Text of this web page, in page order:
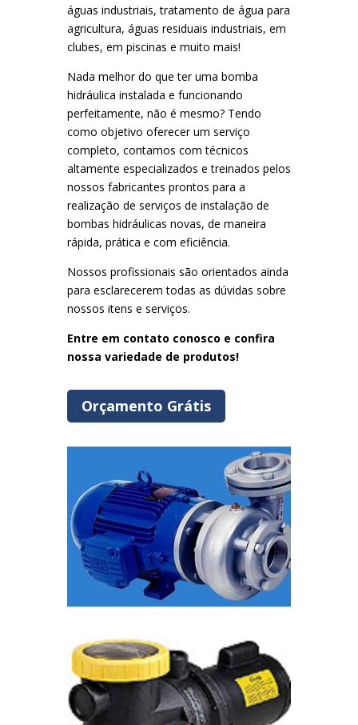
águas industriais, tratamento de água para
agricultura, águas residuais industriais, em
clubes, em piscinas e muito mais!
Nada melhor do que ter uma bomba
hidráulica instalada e funcionando
perfeitamente, não é mesmo? Tendo
como objetivo oferecer um serviço
completo, contamos com técnicos
altamente especializados e treinados pelos
nossos fabricantes prontos para a
realização de serviços de instalação de
bombas hidráulicas novas, de maneira
rápida, prática e com eficiência.
Nossos profissionais são orientados ainda
para esclarecerem todas as dúvidas sobre
nossos itens e serviços.
Entre em contato conosco e confira
nossa variedade de produtos!
Orçamento Grátis